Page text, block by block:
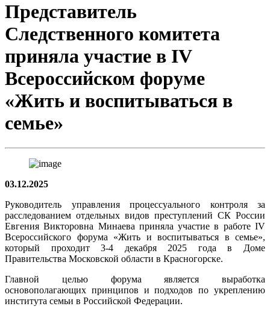
Представитель
Следственного комитета
приняла участие в IV
Всероссийском форуме
«Жить и воспитываться в
семье»
03.12.2025
Руководитель управления процессуального контроля за
расследованием отдельных видов преступлений СК России
Евгения Викторовна Минаева приняла участие в работе IV
Всероссийского форума «Жить и воспитываться в семье»,
который проходит 3-4 декабря 2025 года в Доме
Правительства Московской области в Красногорске.
Главной целью форума является выработка
основополагающих принципов и подходов по укреплению
института семьи в Российской Федерации.